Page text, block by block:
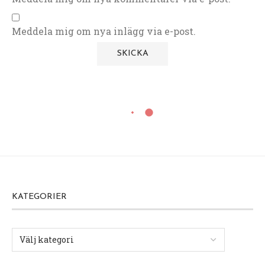
Meddela mig om nya inlägg via e-post.
KATEGORIER